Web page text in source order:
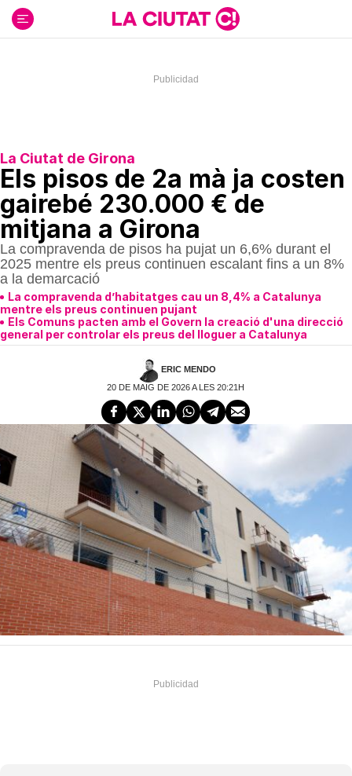
contenido
La Ciutat de Girona
Els pisos de 2a mà ja costen
gairebé 230.000 € de
mitjana a Girona
La compravenda de pisos ha pujat un 6,6% durant el
2025 mentre els preus continuen escalant fins a un 8%
a la demarcació
La compravenda d’habitatges cau un 8,4% a Catalunya
mentre els preus continuen pujant
Els Comuns pacten amb el Govern la creació d'una direcció
general per controlar els preus del lloguer a Catalunya
ERIC MENDO
20 DE MAIG DE 2026 A LES 20:21H